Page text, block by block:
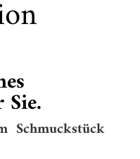
Schmuckstück